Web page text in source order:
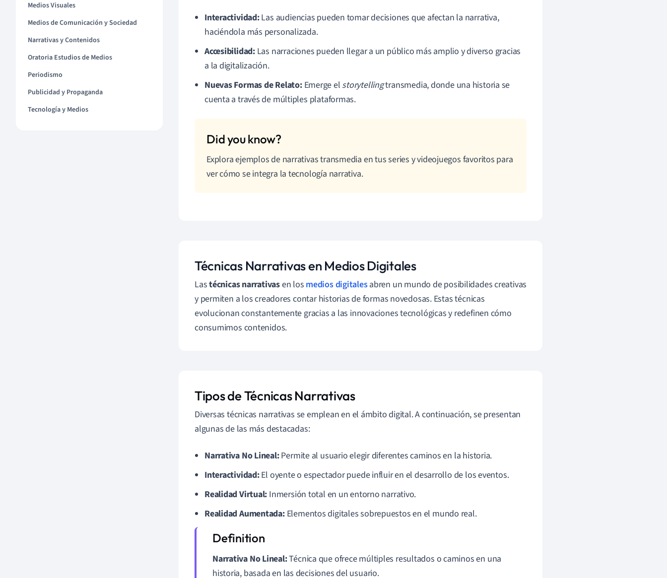
Medios Visuales
Medios de Comunicación y Sociedad
Narrativas y Contenidos
Oratoria Estudios de Medios
Periodismo
Publicidad y Propaganda
Tecnología y Medios
Interactividad:Las audiencias pueden tomar decisiones que afectan la narrativa,
haciéndola más personalizada.
Accesibilidad:Las narraciones pueden llegar a un público más amplio y diverso gracias
a la digitalización.
Nuevas Formas de Relato:Emerge el storytellingtransmedia, donde una historia se
cuenta a través de múltiples plataformas.
Explora ejemplos de narrativas transmedia en tus series y videojuegos favoritos para
ver cómo se integra la tecnología narrativa.
Técnicas Narrativas en Medios Digitales
Lastécnicas narrativasen los medios digitalesabren un mundo de posibilidades creativas
y permiten a los creadores contar historias de formas novedosas. Estas técnicas
evolucionan constantemente gracias a las innovaciones tecnológicas y redefinen cómo
consumimos contenidos.
Tipos de Técnicas Narrativas
Diversas técnicas narrativas se emplean en el ámbito digital. A continuación, se presentan
algunas de las más destacadas:
Narrativa No Lineal:Permite al usuario elegir diferentes caminos en la historia.
Interactividad:El oyente o espectador puede influir en el desarrollo de los eventos.
Realidad Virtual: Inmersión total en un entorno narrativo.
Realidad Aumentada:Elementos digitales sobrepuestos en el mundo real.
Narrativa No Lineal:Técnica que ofrece múltiples resultados o caminos en una
historia, basada en las decisiones del usuario.